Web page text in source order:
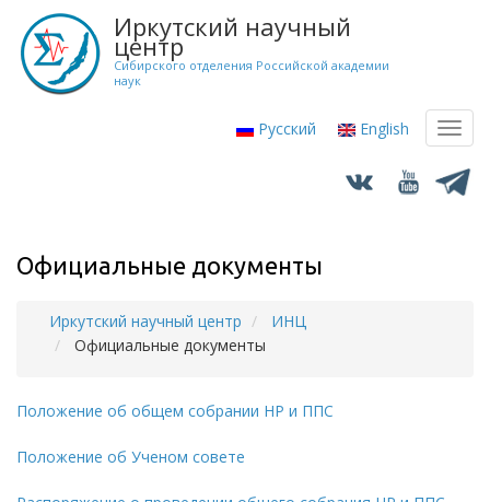
Перейти
основному
содержанию
Иркутский научный
центр
Сибирского отделения Российской академии
наук
Русский English
Официальные документы
Строка
Иркутский научный центр
ИНЦ
Официальные документы
Положение об общем собрании НР и ППС
Положение об Ученом совете